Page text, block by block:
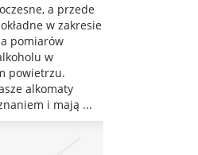
a przede
w zakresie
pomiarów
w
powietrzu.
alkomaty
i mają ...